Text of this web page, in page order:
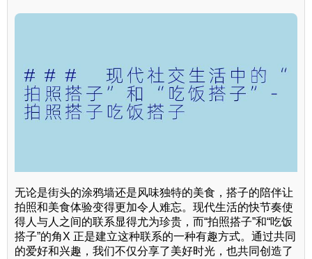
无论是街头的涂鸦墙还是风味独特的美食，搭子的陪伴让
拍照和美食体验变得更加令人难忘。现代生活的快节奏使
得人与人之间的联系显得尤为珍贵，而“拍照搭子”和“吃饭
搭子”的角X 正是建立这种联系的一种有趣方式。通过共同
的爱好和兴趣，我们不仅分享了美好时光，也共同创造了